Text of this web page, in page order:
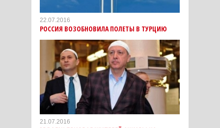
22.07.2016
РОССИЯ ВОЗОБНОВИЛА ПОЛЕТЫ В ТУРЦИЮ
21.07.2016